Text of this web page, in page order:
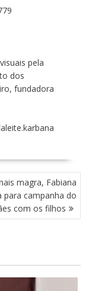
pela
dos
fundadora
magra, Fabiana
para campanha do
com os filhos